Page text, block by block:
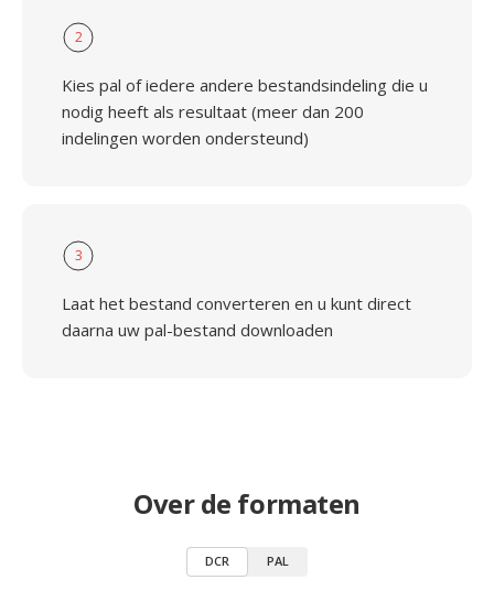
2
Kies pal of iedere andere bestandsindeling die u
nodig heeft als resultaat (meer dan 200
indelingen worden ondersteund)
3
Laat het bestand converteren en u kunt direct
daarna uw pal-bestand downloaden
Over de formaten
DCR PAL